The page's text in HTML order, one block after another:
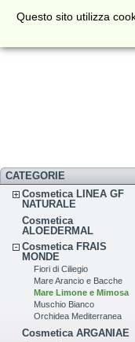
CATEGORIE
Cosmetica LINEA GF
NATURALE
Cosmetica
ALOEDERMAL
Cosmetica FRAIS
MONDE
Fiori di Ciliegio
Mare Arancio e Bacche
Mare Limone e Mimosa
Muschio Bianco
Orchidea Mediterranea
Cosmetica ARGANIAE
Questo sito utilizza